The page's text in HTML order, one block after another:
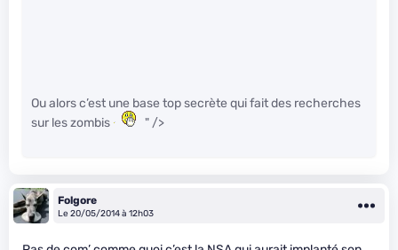
Ou alors c’est une base top secrète qui fait des recherches
sur les zombis
" />
Folgore
Le 20/05/2014 à 12h03